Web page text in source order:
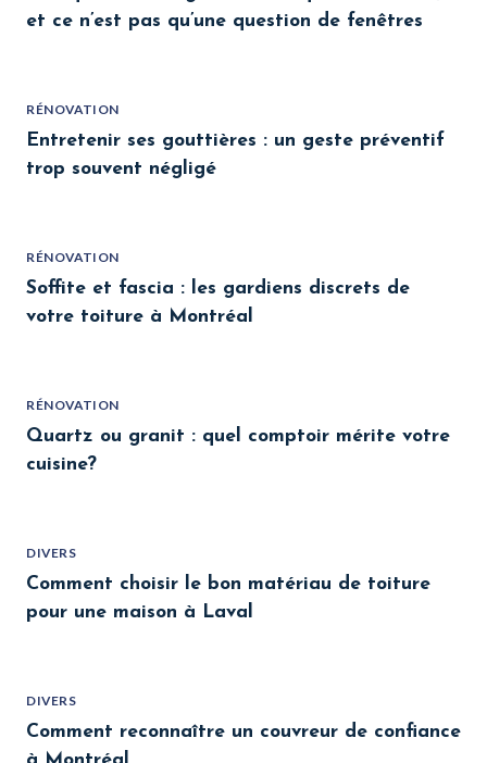
et ce n’est pas qu’une question de fenêtres
RÉNOVATION
Entretenir ses gouttières : un geste préventif
trop souvent négligé
RÉNOVATION
Soffite et fascia : les gardiens discrets de
votre toiture à Montréal
RÉNOVATION
Quartz ou granit : quel comptoir mérite votre
cuisine?
DIVERS
Comment choisir le bon matériau de toiture
pour une maison à Laval
DIVERS
Comment reconnaître un couvreur de confiance